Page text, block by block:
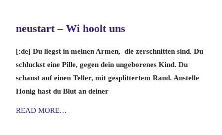
neustart – Wi hoolt uns
[:de] Du liegst in meinen Armen, die zerschnitten sind. Du
schluckst eine Pille, gegen dein ungeborenes Kind. Du
schaust auf einen Teller, mit gesplittertem Rand. Anstelle
Honig hast du Blut an deiner
READ MORE…